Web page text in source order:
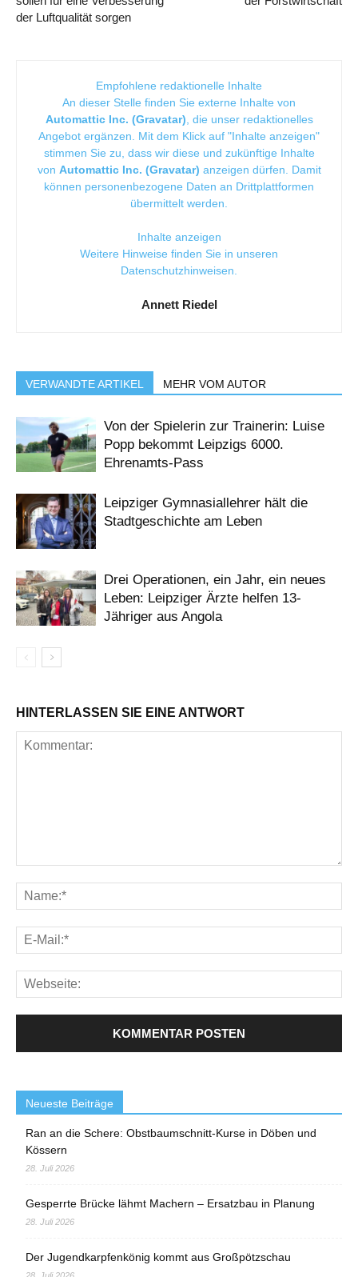
der Luftqualität sorgen
Empfohlene redaktionelle Inhalte
An dieser Stelle finden Sie externe Inhalte von
Automattic Inc. (Gravatar) , die unser redaktionelles
Angebot ergänzen. Mit dem Klick auf "Inhalte anzeigen"
stimmen Sie zu, dass wir diese und zukünftige Inhalte
von Automattic Inc. (Gravatar) anzeigen dürfen. Damit
können personenbezogene Daten an Drittplattformen
übermittelt werden.
Inhalte anzeigen
Weitere Hinweise finden Sie in unseren
Datenschutzhinweisen
Annett Riedel
VERWANDTE ARTIKEL MEHR VOM AUTOR
Von der Spielerin zur Trainerin: Luise
Popp bekommt Leipzigs 6000.
Ehrenamts-Pass
Leipziger Gymnasiallehrer hält die
Stadtgeschichte am Leben
Drei Operationen, ein Jahr, ein neues
Leben: Leipziger Ärzte helfen 13-
Jähriger aus Angola
HINTERLASSEN SIE EINE ANTWORT
Neueste Beiträge
Ran an die Schere: Obstbaumschnitt-Kurse in Döben und
Kössern
28. Juli 2026
Gesperrte Brücke lähmt Machern – Ersatzbau in Planung
28. Juli 2026
Der Jugendkarpfenkönig kommt aus Großpötzschau